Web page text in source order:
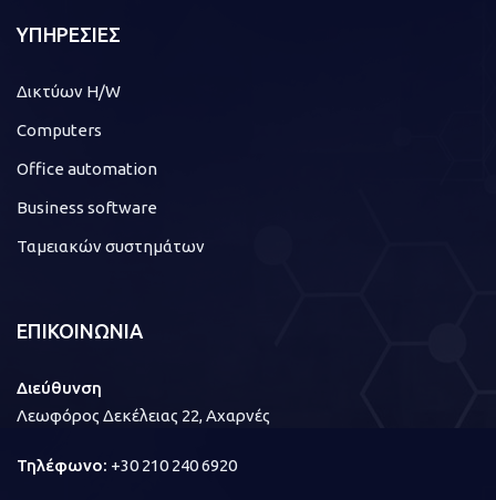
ΥΠΗΡΕΣΙΕΣ
Δικτύων H/W
Computers
Office automation
Business software
Ταμειακών συστημάτων
ΕΠΙΚΟΙΝΩΝΙΑ
Διεύθυνση
Λεωφόρος Δεκέλειας 22, Αχαρνές
Τηλέφωνο: +30 210 240 6920